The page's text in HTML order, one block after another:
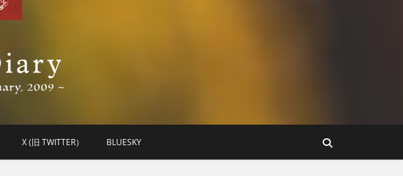
X (旧 TWITTER） BLUESKY